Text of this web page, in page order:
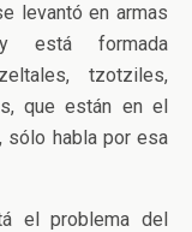
levantó en armas
está formada
tzotziles,
que están en el
sólo habla por esa
el problema del